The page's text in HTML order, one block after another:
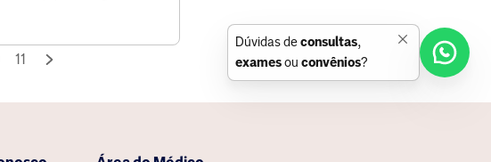
11
Dúvidas deconsultas,
examesou convênios?